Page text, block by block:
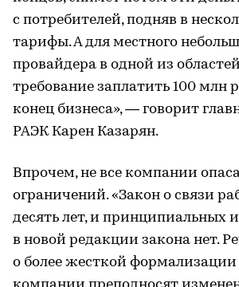
с потребителей, подняв в
тарифы. А для местного
провайдера в одной из
требование заплатить 100 млн
конец бизнеса», — говорит
РАЭК Карен Казарян.
Впрочем, не все компании
ограничений. «Закон о связи
десять лет, и принципиальных
в новой редакции закона нет.
о более жесткой